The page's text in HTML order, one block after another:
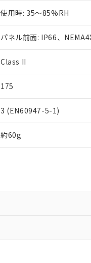
使用時: 35～85%RH
パネル前面: IP66、
Class II
175
3 (EN60947-5-1)
約60g